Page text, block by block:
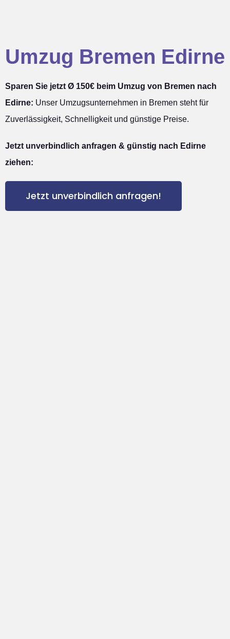
Umzug Bremen Edirne
Sparen Sie jetzt Ø 150€ beim Umzug von Bremen nach
Edirne: Unser Umzugsunternehmen in Bremen steht für
Zuverlässigkeit, Schnelligkeit und günstige Preise.
Jetzt unverbindlich anfragen & günstig nach Edirne
ziehen:
Jetzt unverbindlich anfragen!